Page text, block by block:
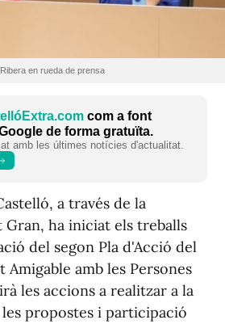
en rueda de prensa
com a font
de forma gratuïta.
amb les últimes notícies d'actualitat.
a través de la
ha iniciat els treballs
del segon Pla d'Acció del
amb les Persones
les accions a realitzar a la
propostes i participació